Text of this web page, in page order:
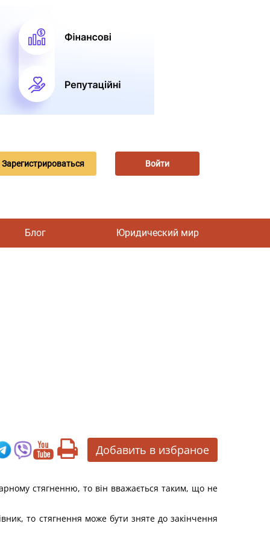
Зарегистрироваться Войти
Блог Юридический мир
Добавить в избраное
стягненню, то він вважається таким, що не
то стягнення може бути зняте до закінчення